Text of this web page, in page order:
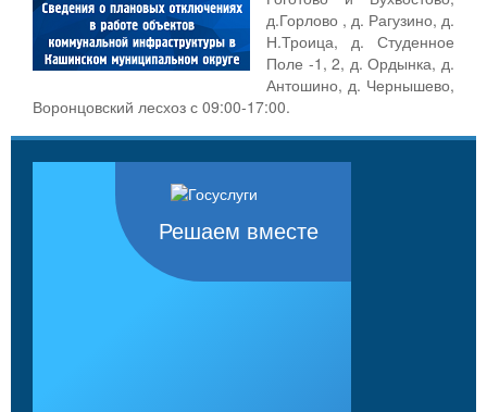
д.Горлово , д. Рагузино, д.
Н.Троица, д. Студенное
Поле -1, 2, д. Ордынка, д.
Антошино, д. Чернышево,
Воронцовский лесхоз с 09:00-17:00.
Решаем вместе